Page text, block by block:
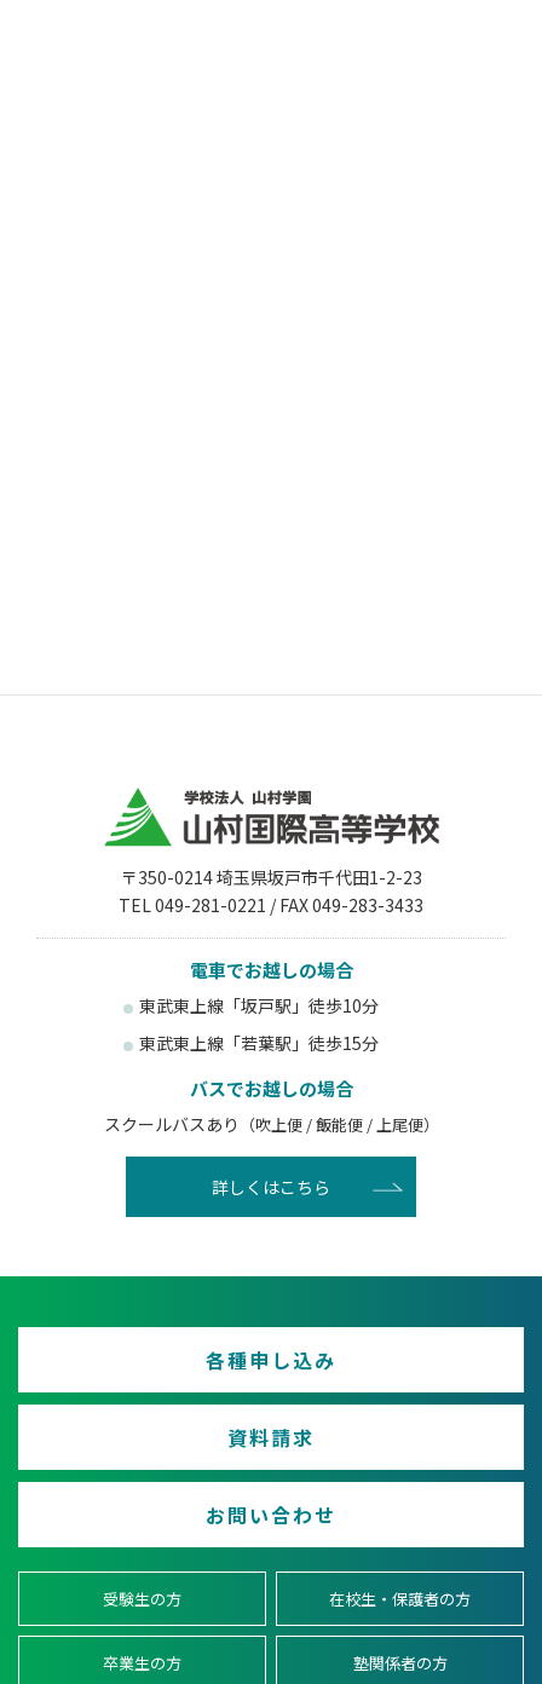
〒350-0214 埼玉県坂戸市千代田1-2-23
TEL 049-281-0221 / FAX 049-283-3433
電車でお越しの場合
東武東上線「坂戸駅」徒歩10分
東武東上線「若葉駅」徒歩15分
バスでお越しの場合
スクールバスあり （吹上便 / 飯能便 / 上尾便）
詳しくはこちら
各種申し込み
資料請求
お問い合わせ
受験生の方 在校生・保護者の方
卒業生の方 塾関係者の方